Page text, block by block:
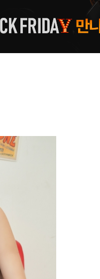
인 쿠폰(8.1~31)